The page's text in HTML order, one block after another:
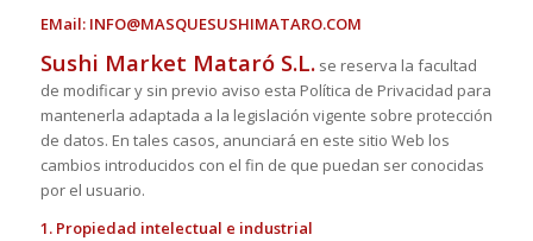
EMail: INFO@MASQUESUSHIMATARO.COM
Sushi Market Mataró S.L. se reserva la facultad
de modificar y sin previo aviso esta Política de Privacidad para
mantenerla adaptada a la legislación vigente sobre protección
de datos. En tales casos, anunciará en este sitio Web los
cambios introducidos con el fin de que puedan ser conocidas
por el usuario.
1. Propiedad intelectual e industrial